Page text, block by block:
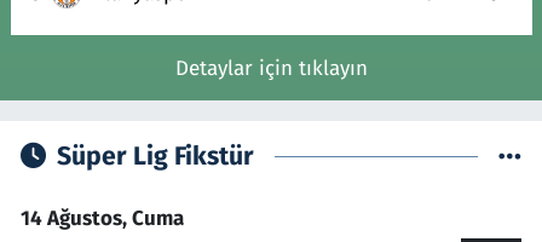
Detaylar için tıklayın
Süper Lig Fikstür
14 Ağustos, Cuma